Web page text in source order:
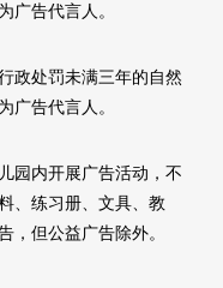
告代言人。
处罚未满三年的自然
广告代言人。
内开展广告活动，不
、练习册、文具、教
，但公益广告除外。